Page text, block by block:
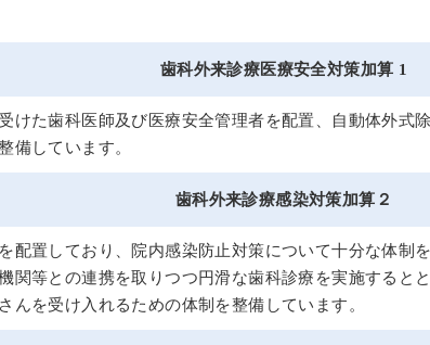
歯科外来診療医療安全対策加算 1
けた歯科医師及び医療安全管理者を配置、自動体外式
備しています。
歯科外来診療感染対策加算２
配置しており、院内感染防止対策について十分な体制
関等との連携を取りつつ円滑な歯科診療を実施すると
んを受け入れるための体制を整備しています。